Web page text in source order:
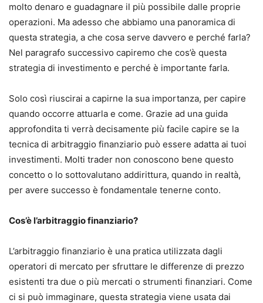
molto denaro e guadagnare il più possibile dalle proprie
operazioni. Ma adesso che abbiamo una panoramica di
questa strategia, a che cosa serve davvero e perché farla?
Nel paragrafo successivo capiremo che cos’è questa
strategia di investimento e perché è importante farla.
Solo così riuscirai a capirne la sua importanza, per capire
quando occorre attuarla e come. Grazie ad una guida
approfondita ti verrà decisamente più facile capire se la
tecnica di arbitraggio finanziario può essere adatta ai tuoi
investimenti. Molti trader non conoscono bene questo
concetto o lo sottovalutano addirittura, quando in realtà,
per avere successo è fondamentale tenerne conto.
Cos’è l’arbitraggio finanziario?
L’arbitraggio finanziario è una pratica utilizzata dagli
operatori di mercato per sfruttare le differenze di prezzo
esistenti tra due o più mercati o strumenti finanziari. Come
ci si può immaginare, questa strategia viene usata dai